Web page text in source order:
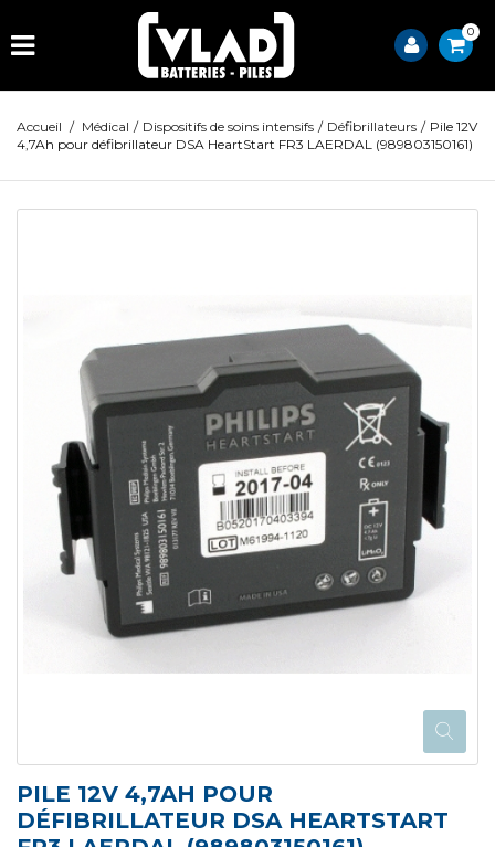
0
Accueil / Médical / Dispositifs de soins intensifs / Défibrillateurs / Pile 12V
4,7Ah pour défibrillateur DSA HeartStart FR3 LAERDAL (989803150161)
PILE 12V 4,7AH POUR
DÉFIBRILLATEUR DSA HEARTSTART